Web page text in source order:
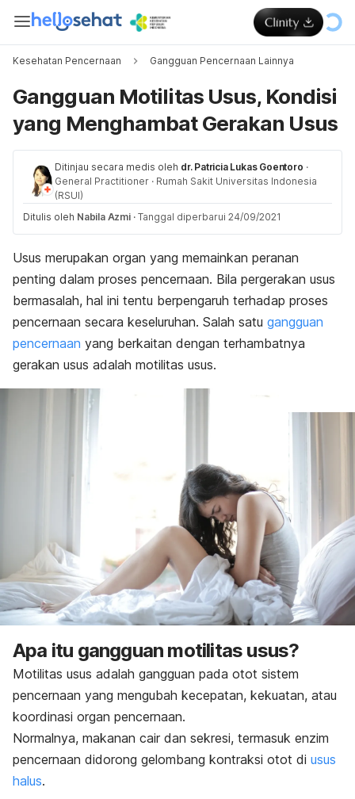
Kesehatan Pencernaan Gangguan Pencernaan Lainnya
Gangguan Motilitas Usus, Kondisi
yang Menghambat Gerakan Usus
Ditinjau secara medis oleh dr. Patricia Lukas Goentoro ·
General Practitioner · Rumah Sakit Universitas Indonesia
(RSUI)
Ditulis oleh Nabila Azmi · Tanggal diperbarui 24/09/2021
Usus merupakan organ yang memainkan peranan
penting dalam proses pencernaan. Bila pergerakan usus
bermasalah, hal ini tentu berpengaruh terhadap proses
pencernaan secara keseluruhan. Salah satu gangguan
pencernaan yang berkaitan dengan terhambatnya
gerakan usus adalah motilitas usus.
Apa itu gangguan motilitas usus?
Motilitas usus adalah gangguan pada otot sistem
pencernaan yang mengubah kecepatan, kekuatan, atau
koordinasi organ pencernaan.
Normalnya, makanan cair dan sekresi, termasuk enzim
pencernaan didorong gelombang kontraksi otot di usus
halus.